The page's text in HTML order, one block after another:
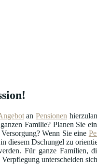
anPensionen
Familie? Planen Sie
Wenn Sie eine
diesem Dschungel zu
Für ganze Familien,
unterscheiden